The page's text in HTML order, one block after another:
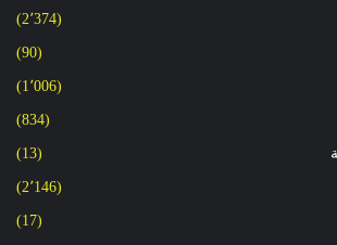
(2٬374)
(90)
(1٬006)
(834)
(13)
(2٬146)
(17)